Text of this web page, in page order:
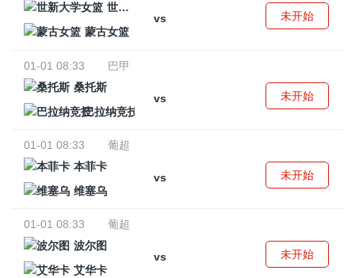
世新大学女篮
vs
蒙古女篮
未开始
01-01 08:33
巴甲
桑托斯
vs
巴拉纳竞技
未开始
01-01 08:33
葡超
本菲卡
vs
维塞乌
未开始
01-01 08:33
葡超
波尔图
vs
艾华卡
未开始